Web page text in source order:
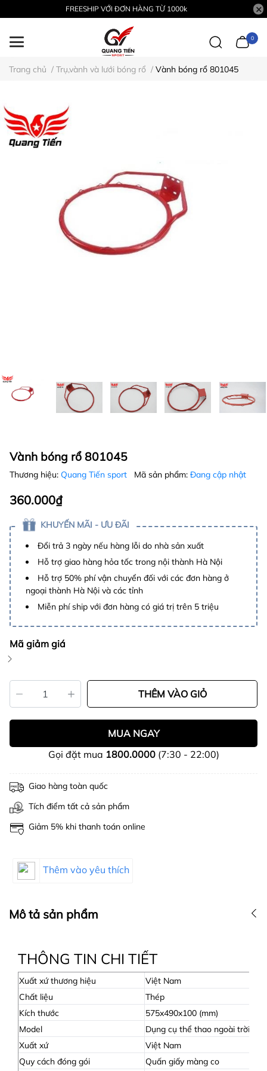
FREESHIP VỚI ĐƠN HÀNG TỪ 1000k
0
Trang chủ / Trụ,vành và lưới bóng rổ / Vành bóng rổ 801045
Vành bóng rổ 801045
Thương hiệu: Quang Tiến sport Mã sản phẩm: Đang cập nhật
360.000₫
KHUYẾN MÃI - ƯU ĐÃI
Đổi trả 3 ngày nếu hàng lỗi do nhà sản xuất
Hỗ trợ giao hàng hỏa tốc trong nội thành Hà Nội
Hỗ trợ 50% phí vận chuyển đối với các đơn hàng ở
ngoại thành Hà Nội và các tỉnh
Miễn phí ship với đơn hàng có giá trị trên 5 triệu
Mã giảm giá
THÊM VÀO GIỎ
MUA NGAY
Gọi đặt mua 1800.0000(7:30 - 22:00)
Giao hàng toàn quốc
Tích điểm tất cả sản phẩm
Giảm 5% khi thanh toán online
Thêm vào yêu thích
Mô tả sản phẩm
THÔNG TIN CHI TIẾT
Xuất xứ thương hiệu
Việt Nam
Chất liệu
Thép
Kích thước
575x490x100 (mm)
Model
Dụng cụ thể thao ngoài trời
Xuất xứ
Việt Nam
Quy cách đóng gói
Quấn giấy màng co